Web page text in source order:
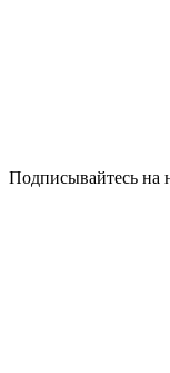
Подписывайтесь на